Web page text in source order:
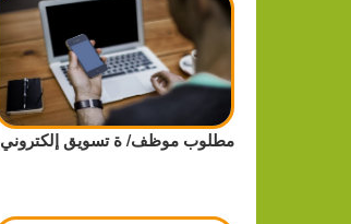
مطلوب موظف/ ة تسويق إلكتروني